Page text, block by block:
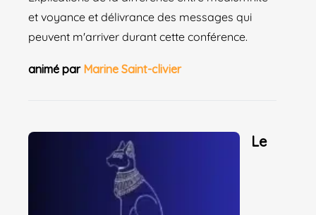
et voyance et délivrance des messages qui
peuvent m'arriver durant cette conférence.
animé par Marine Saint-clivier
Le